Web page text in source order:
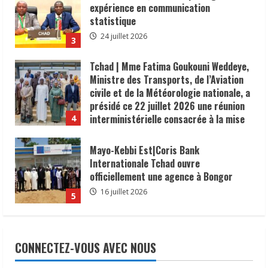
3
expérience en communication
statistique
24 juillet 2026
4
Tchad | Mme Fatima Goukouni Weddeye,
Ministre des Transports, de l’Aviation
civile et de la Météorologie nationale, a
présidé ce 22 juillet 2026 une réunion
interministérielle consacrée à la mise
la République, le Maréchal Mahamat
Idriss Déby Itno, supprimant l’obligation
de visa d’entrée au Tchad pour les
ressortissants des pays africains.
5
Mayo-Kebbi Est|Coris Bank
Internationale Tchad ouvre
officiellement une agence à Bongor
16 juillet 2026
𝐬𝐞𝐧𝐬𝐢𝐛𝐢𝐥𝐢𝐬𝐚𝐭𝐢𝐨𝐧 𝐜𝐨𝐧𝐭𝐫𝐞 𝐥’é𝐩𝐢𝐝é𝐦𝐢𝐞 𝐝𝐞
𝐜𝐡𝐨𝐥é𝐫𝐚
CONNECTEZ-VOUS AVEC NOUS